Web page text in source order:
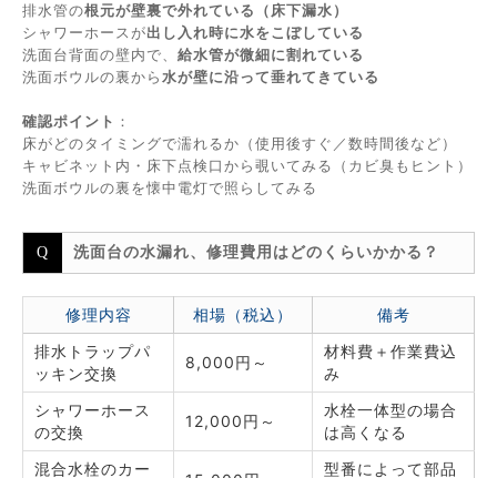
排水管の根元が壁裏で外れている（床下漏水）
シャワーホースが出し入れ時に水をこぼしている
洗面台背面の壁内で、 給水管が微細に割れている
洗面ボウルの裏から水が壁に沿って垂れてきている
確認ポイント ：
床がどのタイミングで濡れるか（使用後すぐ／数時間後など）
キャビネット内・床下点検口から覗いてみる（カビ臭もヒント）
洗面ボウルの裏を懐中電灯で照らしてみる
洗面台の水漏れ、修理費用はどのくらいかかる？
修理内容 相場（税込）
備考
排水トラップパ
ッキン交換
8,000円～
材料費＋作業費込
み
シャワーホース
の交換
12,000円～
水栓一体型の場合
は高くなる
混合水栓のカー
型番によって部品